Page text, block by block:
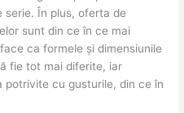
serie. În plus, oferta de
sunt din ce în ce mai
ca formele și dimensiunile
fie tot mai diferite, iar
potrivite cu gusturile, din ce în